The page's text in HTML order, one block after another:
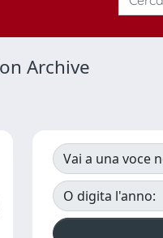
Archive
Vai a una voce
O digita l'anno: